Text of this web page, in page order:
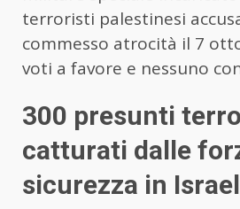
terroristi palestinesi
commesso atrocità il 7
voti a favore e nessuno
300 presunti
catturati dalle
sicurezza in